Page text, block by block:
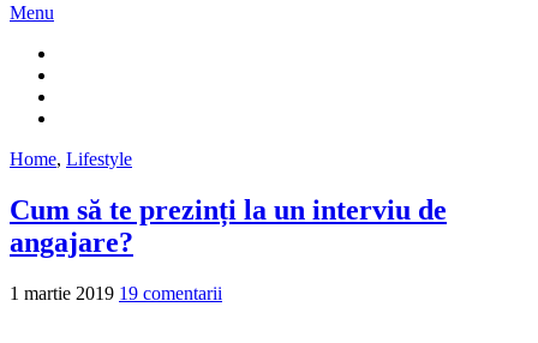
Menu
Home, Lifestyle
Cum să te prezinți la un interviu de
angajare?
1 martie 2019 19 comentarii